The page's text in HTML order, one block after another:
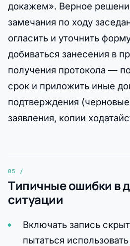
докажем». Верное
замечания по ходу
огласить и уточнить
добиваться занесения в
получения протокола —
срок и приложить иные
подтверждения
заявления, копии
Типичные ошибки в
ситуации
Включать запись
пытаться